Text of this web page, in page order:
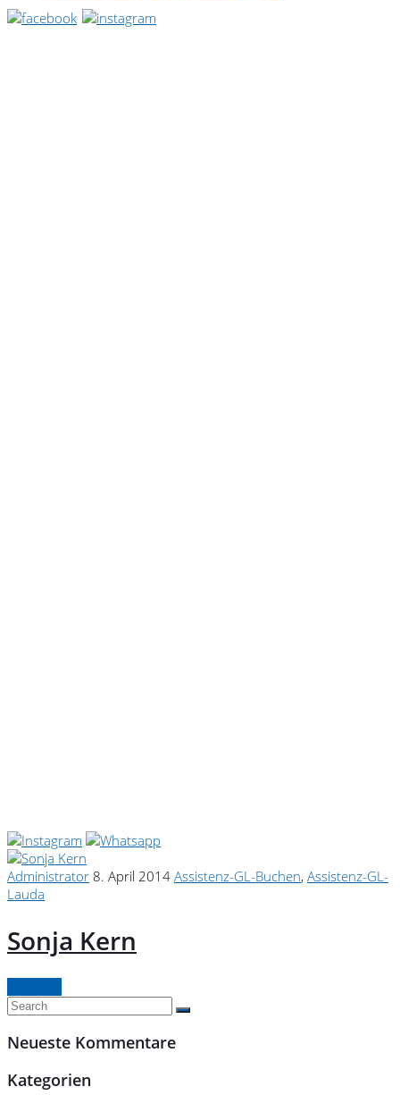
Administrator 8. April 2014 Assistenz-GL-Buchen, Assistenz-GL-
Lauda
Sonja Kern
Neueste Kommentare
Kategorien